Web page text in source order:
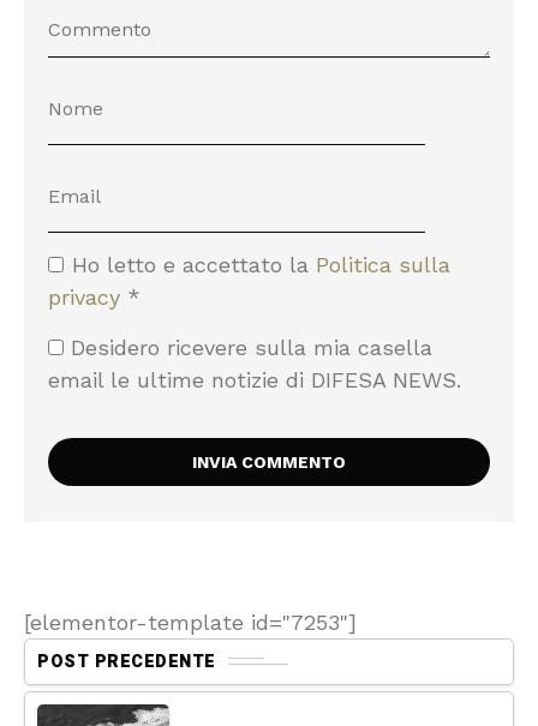
Ho letto e accettato la Politica sulla
privacy *
Desidero ricevere sulla mia casella
email le ultime notizie di DIFESA NEWS.
[elementor-template id="7253"]
POST PRECEDENTE